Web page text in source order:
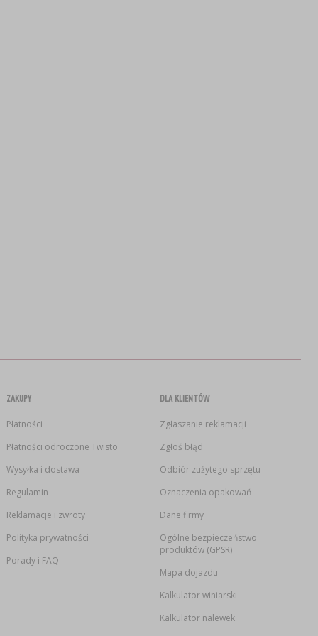
ZAKUPY
Płatności
Płatności odroczone Twisto
Wysyłka i dostawa
Regulamin
Reklamacje i zwroty
Polityka prywatności
Porady i FAQ
DLA KLIENTÓW
Zgłaszanie reklamacji
Zgłoś błąd
Odbiór zużytego sprzętu
Oznaczenia opakowań
Dane firmy
Ogólne bezpieczeństwo
produktów (GPSR)
Mapa dojazdu
Kalkulator winiarski
Kalkulator nalewek